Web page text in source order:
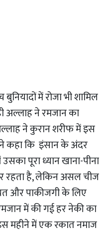
में रोजा भी शामिल
ने रमजान का
ने कुरान शरीफ में इस
कहा कि इंसान के अंदर
पूरा ध्यान खाना-पीना
रहता है, लेकिन असल चीज
और पाकीजगी के लिए
में की गई हर नेकी का
महीने में एक रकात नमाज